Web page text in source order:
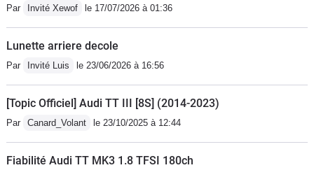
Par Invité Xewof le 17/07/2026 à 01:36
Lunette arriere decole
Par Invité Luis le 23/06/2026 à 16:56
[Topic Officiel] Audi TT III [8S] (2014-2023)
Par Canard_Volant le 23/10/2025 à 12:44
Fiabilité Audi TT MK3 1.8 TFSI 180ch